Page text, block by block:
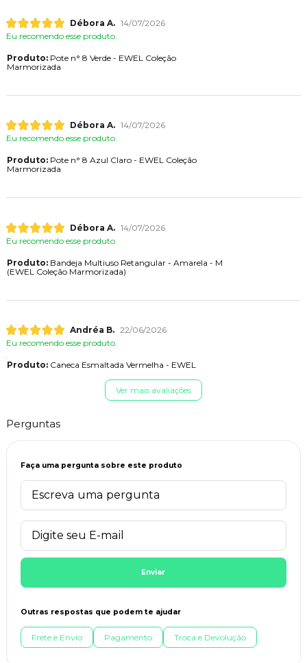
Débora A. 14/07/2026
Eu recomendo esse produto.
Produto:Pote n° 8 Verde - EWEL Coleção
Marmorizada
Débora A. 14/07/2026
Eu recomendo esse produto.
Produto:Pote n° 8 Azul Claro - EWEL Coleção
Marmorizada
Débora A. 14/07/2026
Eu recomendo esse produto.
Produto:Bandeja Multiuso Retangular - Amarela - M
(EWEL Coleção Marmorizada)
Andréa B. 22/06/2026
Eu recomendo esse produto.
Produto:Caneca Esmaltada Vermelha - EWEL
Ver mais avaliações
Perguntas
Faça uma pergunta sobre este produto
Enviar
Outras respostas que podem te ajudar
Frete e Envio Pagamento Troca e Devolução